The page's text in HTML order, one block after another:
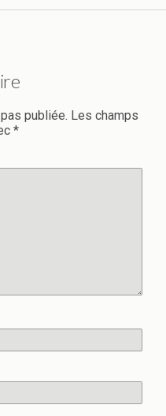
publiée. Les champs
*